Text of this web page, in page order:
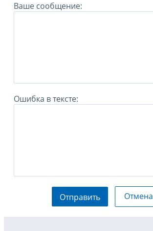
Ваше сообщение:
Ошибка в тексте:
Отправить Отмена